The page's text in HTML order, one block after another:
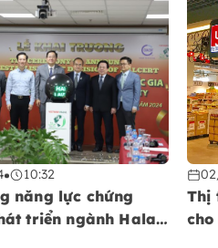
10:32
năng lực chứng
triển ngành Halal
Thị
cho